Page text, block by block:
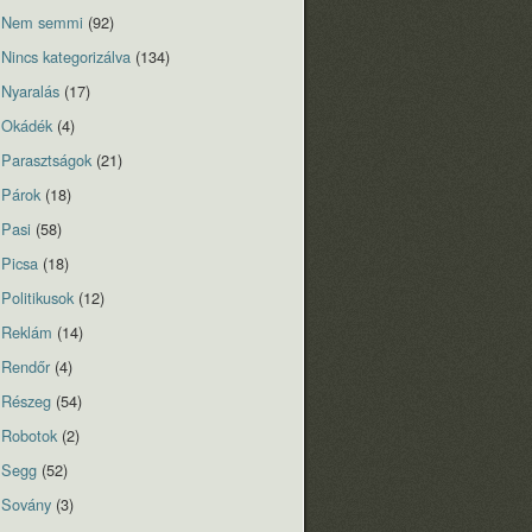
Nem semmi (92)
Nincs kategorizálva (134)
Nyaralás (17)
Okádék(4)
Parasztságok(21)
Párok(18)
Pasi (58)
Picsa (18)
Politikusok(12)
Reklám (14)
Rendőr (4)
Részeg (54)
Robotok(2)
Segg (52)
Sovány (3)